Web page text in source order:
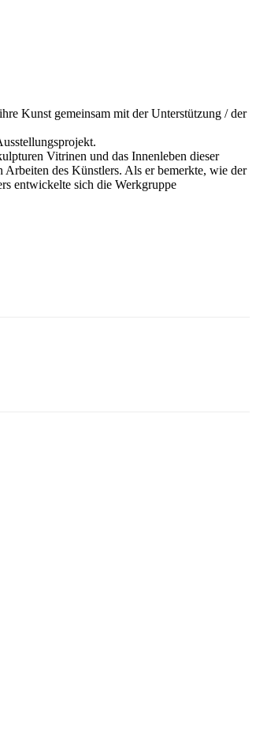
Kunst gemeinsam mit der Unterstützung / der
Vitrinen und das Innenleben dieser
des Künstlers. Als er bemerkte, wie der
entwickelte sich die Werkgruppe